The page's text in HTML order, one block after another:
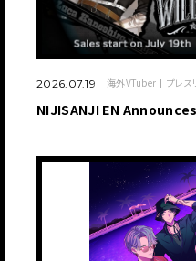
2026.07.19 海外VTuber プレス
NIJISANJI EN